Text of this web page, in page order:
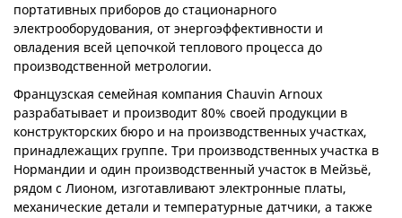
портативных приборов до стационарного
электрооборудования, от энергоэффективности и
овладения всей цепочкой теплового процесса до
производственной метрологии.
Французская семейная компания Chauvin Arnoux
разрабатывает и производит 80% своей продукции в
конструкторских бюро и на производственных участках,
принадлежащих группе. Три производственных участка в
Нормандии и один производственный участок в Мейзьё,
рядом с Лионом, изготавливают электронные платы,
механические детали и температурные датчики, а также